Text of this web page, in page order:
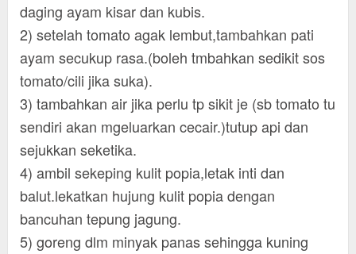
daging ayam kisar dan kubis.
2) setelah tomato agak lembut,tambahkan pati
ayam secukup rasa.(boleh tmbahkan sedikit sos
tomato/cili jika suka).
3) tambahkan air jika perlu tp sikit je (sb tomato tu
sendiri akan mgeluarkan cecair.)tutup api dan
sejukkan seketika.
4) ambil sekeping kulit popia,letak inti dan
balut.lekatkan hujung kulit popia dengan
bancuhan tepung jagung.
5) goreng dlm minyak panas sehingga kuning